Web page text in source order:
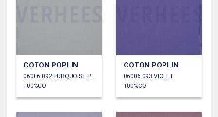
COTON POPLIN
06006.092 TURQUOISE PÂLE
100%CO
COTON POPLIN
06006.093 VIOLET
100%CO